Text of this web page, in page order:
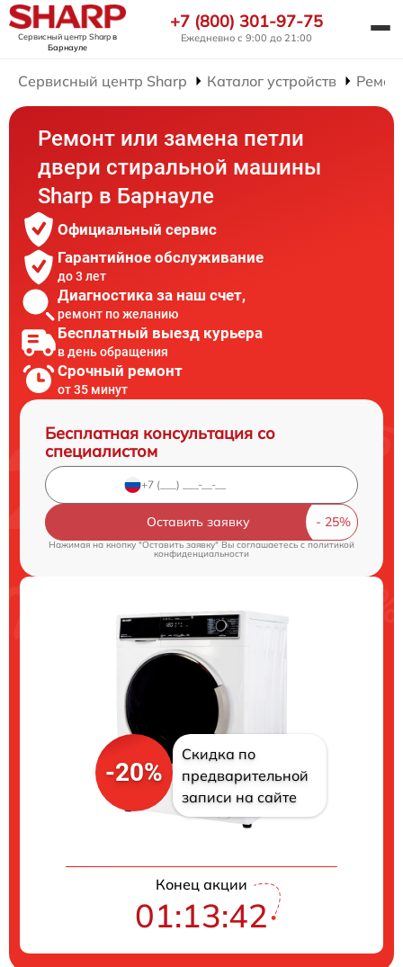
Сервисный центр Sharpв
Барнауле
+7 (800) 301-97-75
Ежедневно с 9:00 до 21:00
Сервисный центр Sharp Каталог устройств
Ремонт или замена петли
двери стиральной машины
Sharp в Барнауле
Официальный сервис
Гарантийное обслуживание
до 3 лет
Диагностика за наш счет,
ремонт по желанию
Бесплатный выезд курьера
в день обращения
Срочный ремонт
от 35 минут
Бесплатная консультация со
специалистом
Оставить заявку
Нажимая на кнопку "Оставить заявку" Вы соглашаетесь cполитикой
конфиденциальности
-20%
Скидка по
предварительной
записи на сайте
Конец акции
01:13:41